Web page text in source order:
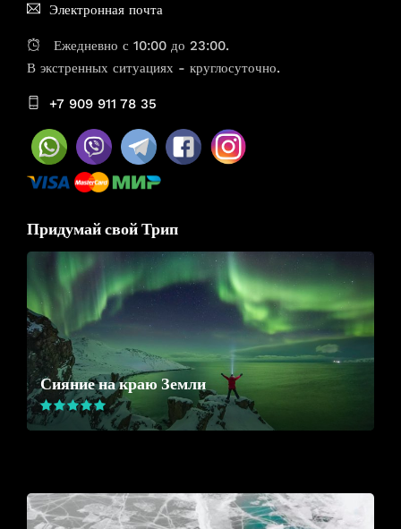
Электронная почта
Ежедневно с 10:00 до 23:00.
В экстренных ситуациях - круглосуточно.
+7 909 911 78 35
Придумай свой Трип
Сияние на краю Земли